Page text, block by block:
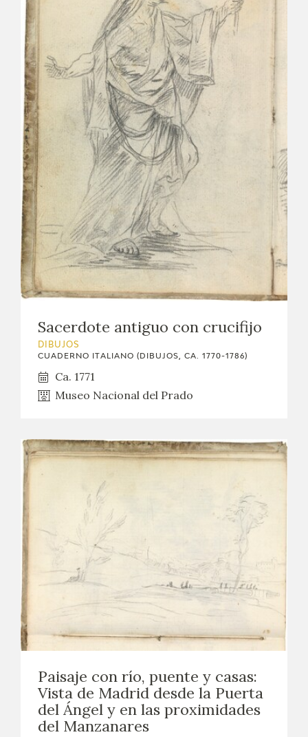
PREMIO ARAGÓN GOYA
EDICIONES
PUBLICACIONES
TIENDA
TIENDA ONLINE
EDUCA
FICHAS ARASAAC
Sacerdote antiguo con crucifijo
DIBUJOS
CUADERNO ITALIANO (DIBUJOS, CA. 1770-1786)
Ca. 1771
Museo Nacional del Prado
Paisaje con río, puente y casas:
Vista de Madrid desde la Puerta
del Ángel y en las proximidades
del Manzanares